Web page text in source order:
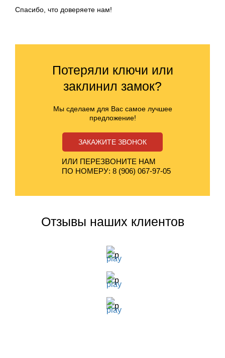
Спасибо, что доверяете нам!
Потеряли ключи или
заклинил замок?
Мы сделаем для Вас самое лучшее
предложение!
ЗАКАЖИТЕ ЗВОНОК
ИЛИ ПЕРЕЗВОНИТЕ НАМ
ПО НОМЕРУ: 8 (906) 067-97-05
Отзывы наших клиентов